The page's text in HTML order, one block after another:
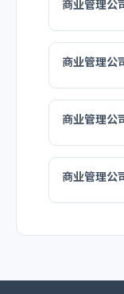
商业管理公
商业管理公
商业管理公
商业管理公